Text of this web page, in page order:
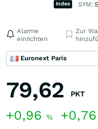
Index SYM:
Alarme
einrichten
Zur
Euronext Paris
79,62 PKT
+0,96 % +0,76